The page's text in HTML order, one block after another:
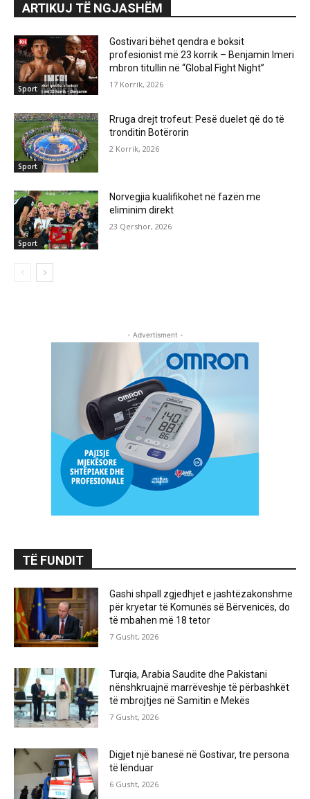
ARTIKUJ TË NGJASHËM
Sport
Gostivari bëhet qendra e boksit
profesionist më 23 korrik – Benjamin Imeri
mbron titullin në “Global Fight Night”
17 Korrik, 2026
Sport
Rruga drejt trofeut: Pesë duelet që do të
tronditin Botërorin
2 Korrik, 2026
Sport
Norvegjia kualifikohet në fazën me
eliminim direkt
23 Qershor, 2026
- Advertisment -
TË FUNDIT
Gashi shpall zgjedhjet e jashtëzakonshme
për kryetar të Komunës së Bërvenicës, do
të mbahen më 18 tetor
7 Gusht, 2026
Turqia, Arabia Saudite dhe Pakistani
nënshkruajnë marrëveshje të përbashkët
të mbrojtjes në Samitin e Mekës
7 Gusht, 2026
Digjet një banesë në Gostivar, tre persona
të lënduar
6 Gusht, 2026